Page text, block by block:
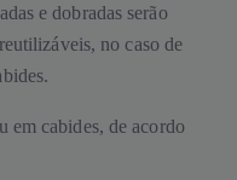
e dobradas serão
no caso de
em cabides, de acordo